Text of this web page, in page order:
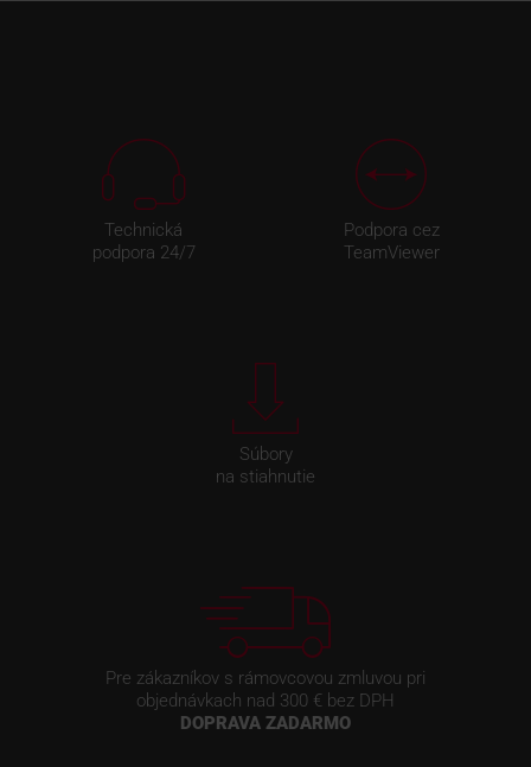
Technická
podpora 24/7
Podpora cez
TeamViewer
Súbory
na stiahnutie
Pre zákazníkov s rámovcovou zmluvou pri
objednávkach nad 300 € bez DPH
DOPRAVA ZADARMO